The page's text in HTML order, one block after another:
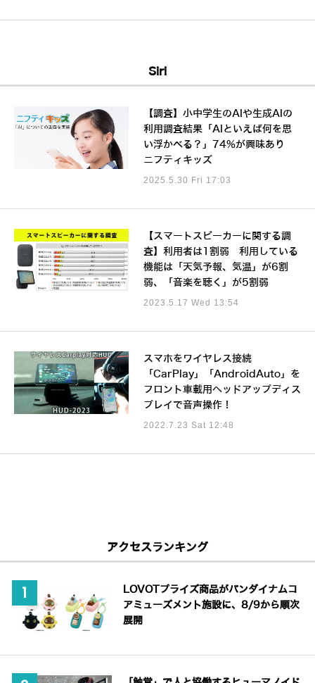
Siri
【調査】小中学生のAIや生成AIの
利用調査結果「AIといえば何を思
い浮かべる？」74%が興味あり
ニフティキッズ
2025.5.30 Fri 17:03
【スマートスピーカーに関する調
査】利用者は1割弱 利用している
機能は「天気予報、気温」が6割
弱、「音楽を聴く」が5割弱
2023.5.17 Wed 13:54
スマホをワイヤレス接続
「CarPlay」「AndroidAuto」を
フロント車載用ヘッドアップディス
プレイで音声操作！
2022.7.23 Sat 12:48
アクセスランキング
LOVOTプライズ商品がバンダイナムコ
アミューズメント施設に、8/9から順次
展開